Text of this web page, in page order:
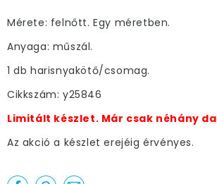
Mérete: felnőtt. Egy méretben.
Anyaga: műszál.
1 db harisnyakötő/csomag.
Cikkszám: y25846
Limitált készlet. Már csak néhány
Az akció a készlet erejéig érvényes.